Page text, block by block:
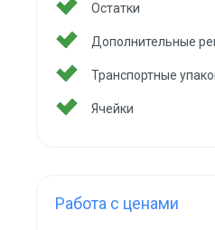
Остатки
Дополнительные
Транспортные
Ячейки
Работа с ценами